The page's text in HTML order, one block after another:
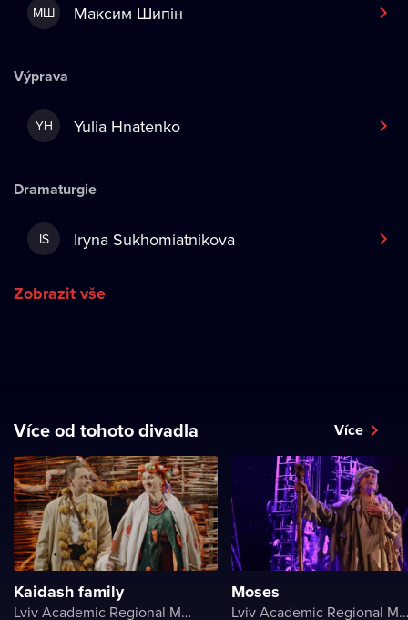
МШ Максим Шипін
Výprava
YH Yulia Hnatenko
Dramaturgie
IS Iryna Sukhomiatnikova
Zobrazit vše
Více od tohoto divadla Více
Kaidash family
Lviv Academic Regional Music and Drama Theater named after Yuriy Drohobych
Moses
Lviv Academic Regional Music and Drama Theater named after Yuriy Drohobych